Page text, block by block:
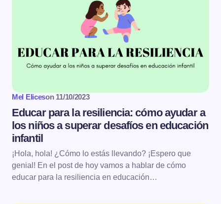
Mel Eliceson 11/10/2023
Educar para la resiliencia: cómo ayudar a
los niños a superar desafíos en educación
infantil
¡Hola, hola! ¿Cómo lo estás llevando? ¡Espero que
genial! En el post de hoy vamos a hablar de cómo
educar para la resiliencia en educación…